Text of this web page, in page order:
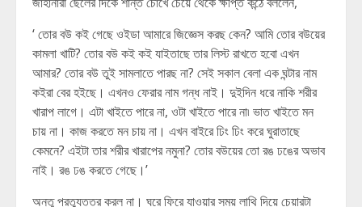
‘ তোর বউ কই গেছে ওইডা আমারে জিজ্ঞেস করছ কেন? আমি তোর বউয়ের
কামলা খাটি? তোর বউ কই কই যাইতাছে তার লিস্ট রাখতে হবো এখন
আমার? তোর বউ তুই সামলাতে পারছ না? সেই সকাল বেলা এক ঘন্টার নাম
কইরা বের হইছে। এখনও ফেরার নাম গন্ধ নাই। দুইদিন ধরে নাকি শরীর
খারাপ লাগে। এটা খাইতে পারে না, ওটা খাইতে পারে না৷ ভাত খাইতে মন
চায় না। কাজ করতে মন চায় না। এখন বাইরে ঢিং ঢিং করে ঘুরাতাছে
কেমনে? এইটা তার শরীর খারাপের নমুনা? তোর বউয়ের তো রঙ ঢঙের অভাব
নাই। রঙ ঢঙ করতে গেছে।’
অন্তু প্রত্যুত্তর করল না। ঘরে ফিরে যাওয়ার সময় লাথি দিয়ে চেয়ারটা